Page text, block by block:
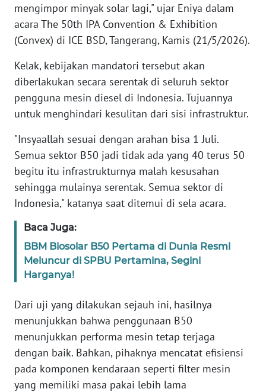
mengimpor minyak solar lagi," ujar Eniya dalam
acara The 50th IPA Convention & Exhibition
(Convex) di ICE BSD, Tangerang, Kamis (21/5/2026).
Kelak, kebijakan mandatori tersebut akan
diberlakukan secara serentak di seluruh sektor
pengguna mesin diesel di Indonesia. Tujuannya
untuk menghindari kesulitan dari sisi infrastruktur.
"Insyaallah sesuai dengan arahan bisa 1 Juli.
Semua sektor B50 jadi tidak ada yang 40 terus 50
begitu itu infrastrukturnya malah kesusahan
sehingga mulainya serentak. Semua sektor di
Indonesia," katanya saat ditemui di sela acara.
Baca Juga:
BBM Biosolar B50 Pertama di Dunia Resmi
Meluncur di SPBU Pertamina, Segini
Harganya!
Dari uji yang dilakukan sejauh ini, hasilnya
menunjukkan bahwa penggunaan B50
menunjukkan performa mesin tetap terjaga
dengan baik. Bahkan, pihaknya mencatat efisiensi
pada komponen kendaraan seperti filter mesin
yang memiliki masa pakai lebih lama
Wahana
News
Regional
WN
JAKARTA
WN
JABAR
WN
BANTEN
WN
NTT
KEPRI
WN
PAPUA
WN